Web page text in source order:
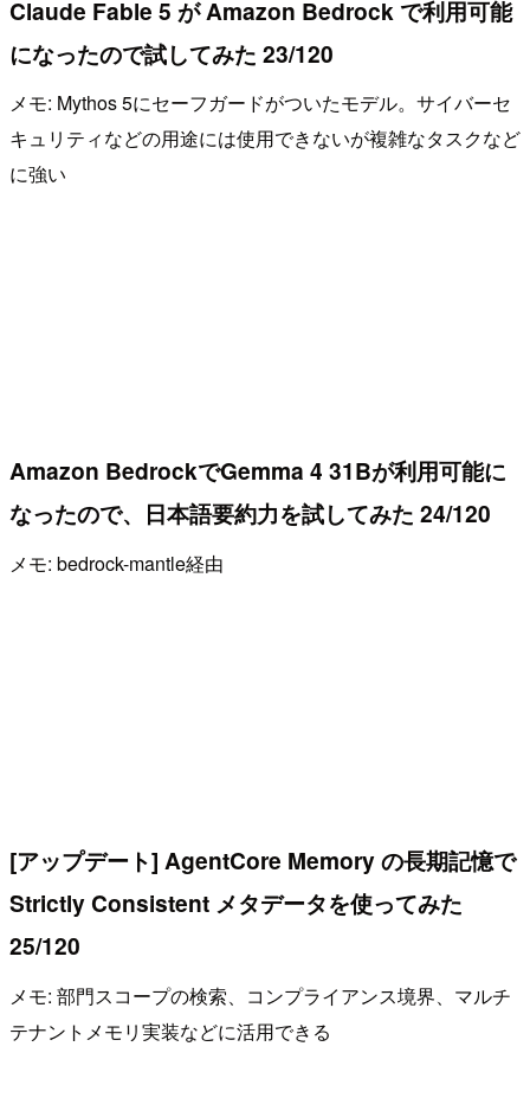
Claude Fable 5 が Amazon Bedrock で利用可能
になったので試してみた 23/120
メモ: Mythos 5にセーフガードがついたモデル。サイバーセ
キュリティなどの用途には使用できないが複雑なタスクなど
に強い
Amazon BedrockでGemma 4 31Bが利用可能に
なったので、日本語要約力を試してみた 24/120
メモ: bedrock-mantle経由
[アップデート] AgentCore Memory の長期記憶で
Strictly Consistent メタデータを使ってみた
25/120
メモ: 部門スコープの検索、コンプライアンス境界、マルチ
テナントメモリ実装などに活用できる